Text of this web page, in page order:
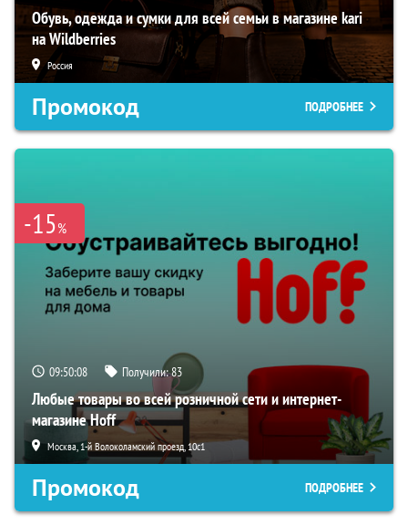
Обувь, одежда и сумки для всей семьи в магазине kari
на Wildberries
Россия
Промокод ПОДРОБНЕЕ
-15%
09:50:08 Получили:83
Любые товары во всей розничной сети и интернет-
магазине Hoff
Москва, 1-й Волоколамский проезд, 10с1
Промокод ПОДРОБНЕЕ